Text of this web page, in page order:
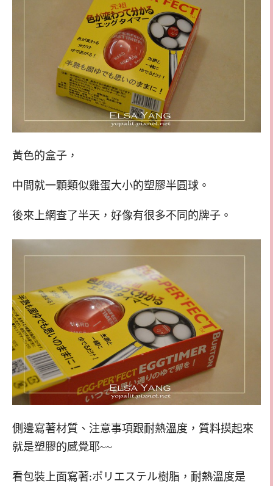
黃色的盒子，
中間就一顆類似雞蛋大小的塑膠半圓球。
後來上網查了半天，好像有很多不同的牌子。
側邊寫著材質、注意事項跟耐熱溫度，質料摸起來
就是塑膠的感覺耶~~
看包裝上面寫著:ポリエステル樹脂，耐熱溫度是